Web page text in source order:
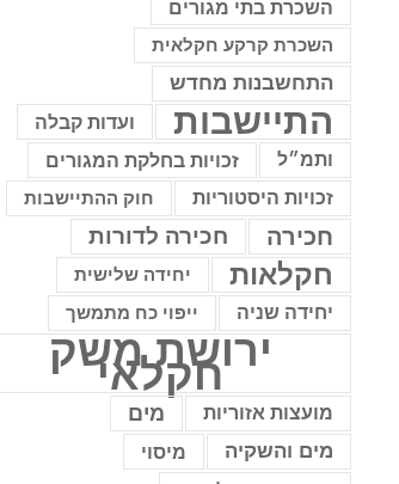
השכרת בתי מגורים
השכרת קרקע חקלאית
התחשבנות מחדש
התיישבות ועדות קבלה
ותמ״ל זכויות בחלקת המגורים
זכויות היסטוריות חוק ההתיישבות
חכירה חכירה לדורות
חקלאות
יחידה שלישית
יחידה שניה
ייפוי כח מתמשך
ירושת משק
חקלאי
מועצות אזוריות מים
מים והשקיה מיסוי